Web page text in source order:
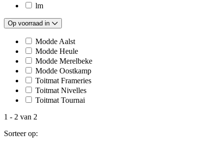
lm
Op voorraad in
Modde Aalst
Modde Heule
Modde Merelbeke
Modde Oostkamp
Toitmat Frameries
Toitmat Nivelles
Toitmat Tournai
1 - 2 van 2
Sorteer op: